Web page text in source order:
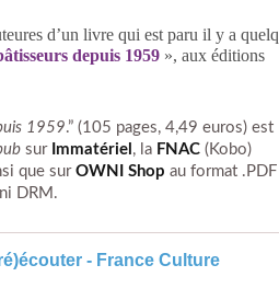
d’un livre qui est paru il y a
depuis 1959 », aux éditions
1959.” (105 pages, 4,49 euros) est
sur Immatériel , la FNAC (Kobo)
que surOWNI Shop au format .PDF
DRM.
- France Culture